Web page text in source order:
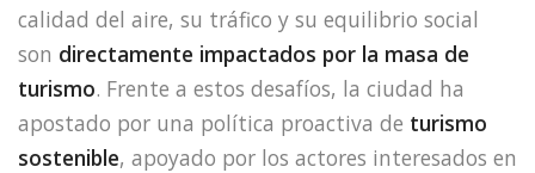
calidad del aire, su tráfico y su equilibrio social
son directamente impactados por la masa de
turismo. Frente a estos desafíos, la ciudad ha
apostado por una política proactiva de turismo
sostenible, apoyado por los actores interesados en